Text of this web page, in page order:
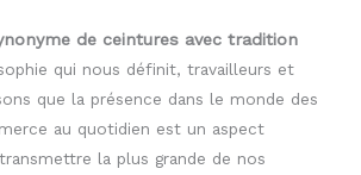
de ceintures avec tradition
qui nous définit, travailleurs et
que la présence dans le monde des
au quotidien est un aspect
la plus grande de nos